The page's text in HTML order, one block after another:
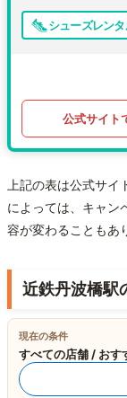
シューズレン
公式サイト
上記の表は公式サイ
によっては、キャン
容が変わることもあ
近鉄丹波橋駅
現在の条件
すべての店舗 / おす